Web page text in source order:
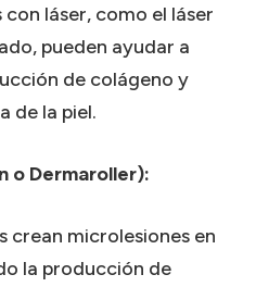
láser, como el láser
pueden ayudar a
de colágeno y
de la piel.
o Dermaroller):
crean microlesiones en
la producción de